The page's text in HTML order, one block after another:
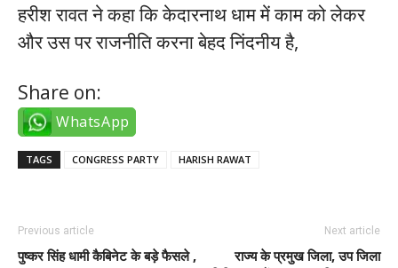
हरीश रावत ने कहा कि केदारनाथ धाम में काम को लेकर
और उस पर राजनीति करना बेहद निंदनीय है,
Share on:
WhatsApp
TAGS CONGRESS PARTY HARISH RAWAT
Previous article
पुष्कर सिंह धामी कैबिनेट के बड़े फैसले ,
Next article
राज्य के प्रमुख जिला, उप जिला